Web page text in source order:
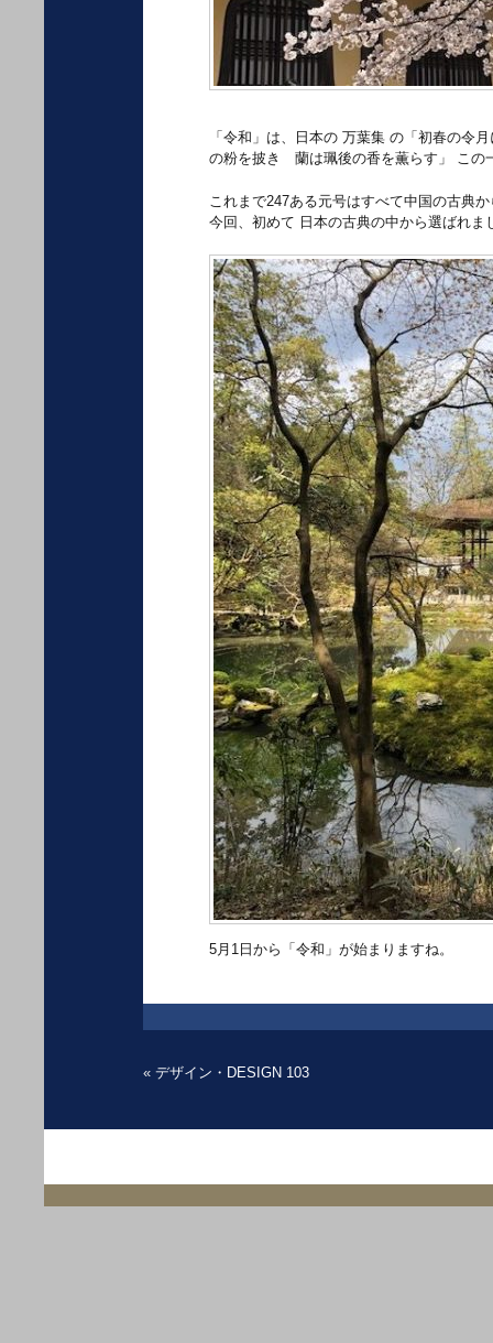
「令和」は、日本の 万葉集 の「初春の
の粉を披き 蘭は珮後の香を薫らす」 この
これまで247ある元号はすべて中国の古典
今回、初めて 日本の古典の中から選ばれま
5月1日から「令和」が始まりますね。
« デザイン・DESIGN 103